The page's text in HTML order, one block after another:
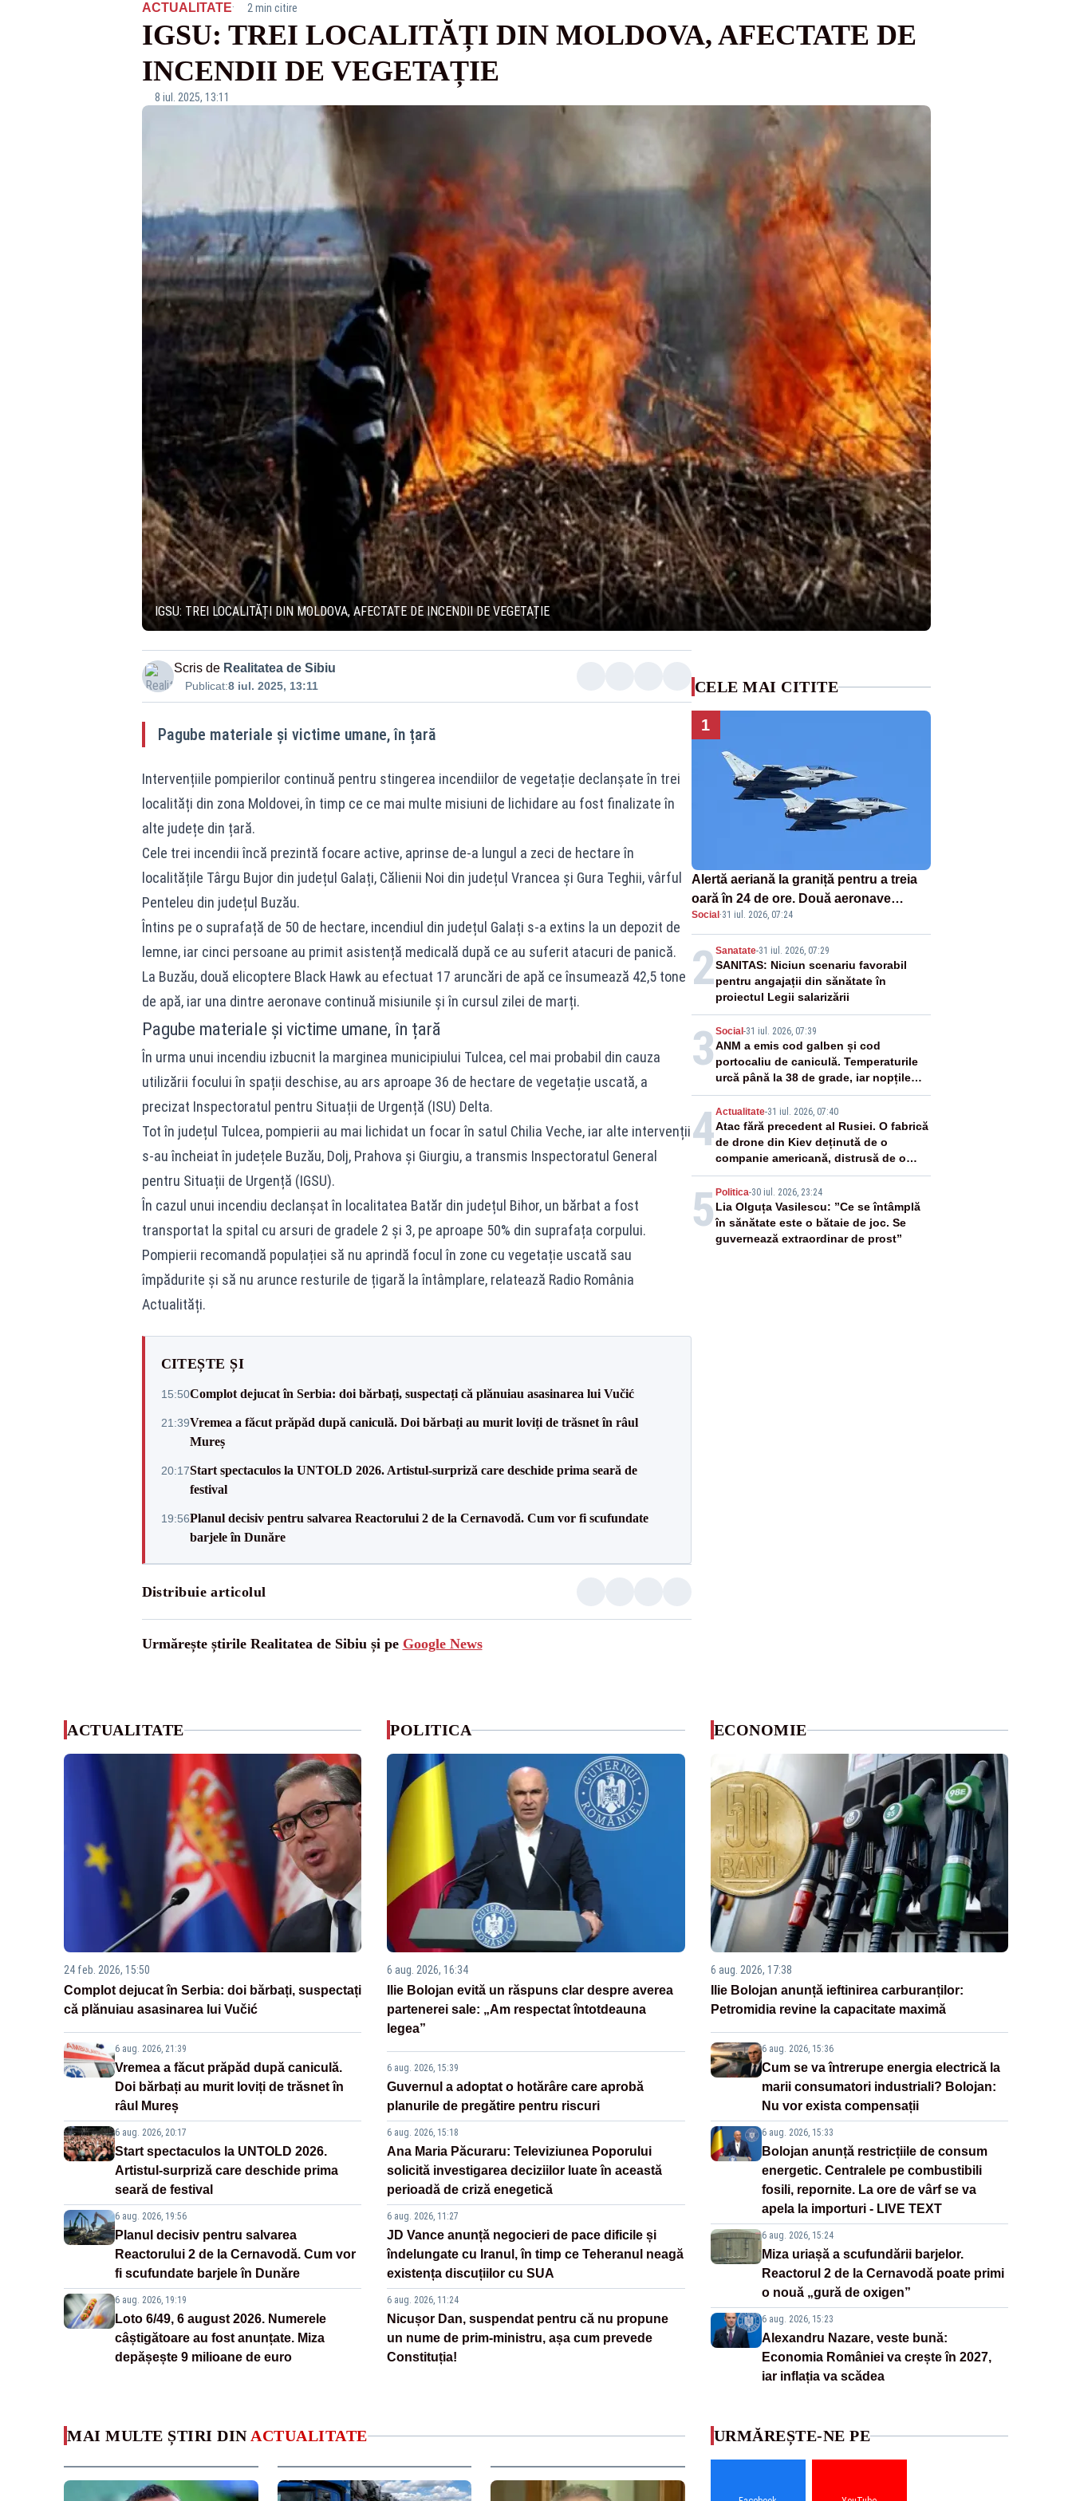
ACTUALITATE· 2 min citire
IGSU: TREI LOCALITĂȚI DIN MOLDOVA, AFECTATE DE
INCENDII DE VEGETAȚIE
8 iul. 2025, 13:11
IGSU: TREI LOCALITĂȚI DIN MOLDOVA, AFECTATE DE INCENDII DE VEGETAȚIE
Scris de Realitatea de Sibiu
Publicat:8 iul. 2025, 13:11
Pagube materiale și victime umane, în țară
Intervențiile pompierilor continuă pentru stingerea incendiilor de vegetație declanșate în trei
localități din zona Moldovei, în timp ce ce mai multe misiuni de lichidare au fost finalizate în
alte județe din țară.
Cele trei incendii încă prezintă focare active, aprinse de-a lungul a zeci de hectare în
localitățile Târgu Bujor din județul Galați, Călienii Noi din județul Vrancea și Gura Teghii, vârful
Penteleu din județul Buzău.
Întins pe o suprafață de 50 de hectare, incendiul din județul Galați s-a extins la un depozit de
lemne, iar cinci persoane au primit asistență medicală după ce au suferit atacuri de panică.
La Buzău, două elicoptere Black Hawk au efectuat 17 aruncări de apă ce însumează 42,5 tone
de apă, iar una dintre aeronave continuă misiunile și în cursul zilei de marți.
Pagube materiale și victime umane, în țară
În urma unui incendiu izbucnit la marginea municipiului Tulcea, cel mai probabil din cauza
utilizării focului în spații deschise, au ars aproape 36 de hectare de vegetație uscată, a
precizat Inspectoratul pentru Situații de Urgență (ISU) Delta.
Tot în județul Tulcea, pompierii au mai lichidat un focar în satul Chilia Veche, iar alte intervenții
s-au încheiat în județele Buzău, Dolj, Prahova și Giurgiu, a transmis Inspectoratul General
pentru Situații de Urgență (IGSU).
În cazul unui incendiu declanșat în localitatea Batăr din județul Bihor, un bărbat a fost
transportat la spital cu arsuri de gradele 2 și 3, pe aproape 50% din suprafața corpului.
Pompierii recomandă populației să nu aprindă focul în zone cu vegetație uscată sau
împădurite și să nu arunce resturile de țigară la întâmplare, relatează Radio România
Actualități.
CITEȘTE ȘI
15:50Complot dejucat în Serbia: doi bărbați, suspectați că plănuiau asasinarea lui Vučić
21:39Vremea a făcut prăpăd după caniculă. Doi bărbați au murit loviți de trăsnet în râul
Mureș
20:17Start spectaculos la UNTOLD 2026. Artistul-surpriză care deschide prima seară de
festival
19:56Planul decisiv pentru salvarea Reactorului 2 de la Cernavodă. Cum vor fi scufundate
barjele în Dunăre
Distribuie articolul
Urmărește știrile Realitatea de Sibiu și pe Google News
CELE MAI CITITE
1
Alertă aeriană la graniță pentru a treia
oară în 24 de ore. Două aeronave
Eurofighter britanice au fost ridicate de
la sol
Social ·31 iul. 2026, 07:24
2Sanatate-31 iul. 2026, 07:29
SANITAS: Niciun scenariu favorabil
pentru angajații din sănătate în
proiectul Legii salarizării
3 Social -31 iul. 2026, 07:39
ANM a emis cod galben și cod
portocaliu de caniculă. Temperaturile
urcă până la 38 de grade, iar nopțile
devin tropicale
4Actualitate-31 iul. 2026, 07:40
Atac fără precedent al Rusiei. O fabrică
de drone din Kiev deținută de o
companie americană, distrusă de o
rachetă rusească
5 Politica-30 iul. 2026, 23:24
Lia Olguța Vasilescu: ”Ce se întâmplă
în sănătate este o bătaie de joc. Se
guvernează extraordinar de prost”
ACTUALITATE
24 feb. 2026, 15:50
Complot dejucat în Serbia: doi bărbați, suspectați
că plănuiau asasinarea lui Vučić
6 aug. 2026, 21:39
Vremea a făcut prăpăd după caniculă.
Doi bărbați au murit loviți de trăsnet în
râul Mureș
6 aug. 2026, 20:17
Start spectaculos la UNTOLD 2026.
Artistul-surpriză care deschide prima
seară de festival
6 aug. 2026, 19:56
Planul decisiv pentru salvarea
Reactorului 2 de la Cernavodă. Cum vor
fi scufundate barjele în Dunăre
6 aug. 2026, 19:19
Loto 6/49, 6 august 2026. Numerele
câștigătoare au fost anunțate. Miza
depășește 9 milioane de euro
POLITICA
6 aug. 2026, 16:34
Ilie Bolojan evită un răspuns clar despre averea
partenerei sale: „Am respectat întotdeauna
legea”
6 aug. 2026, 15:39
Guvernul a adoptat o hotărâre care aprobă
planurile de pregătire pentru riscuri
6 aug. 2026, 15:18
Ana Maria Păcuraru: Televiziunea Poporului
solicită investigarea deciziilor luate în această
perioadă de criză enegetică
6 aug. 2026, 11:27
JD Vance anunță negocieri de pace dificile și
îndelungate cu Iranul, în timp ce Teheranul neagă
existența discuțiilor cu SUA
6 aug. 2026, 11:24
Nicușor Dan, suspendat pentru că nu propune
un nume de prim-ministru, așa cum prevede
Constituția!
ECONOMIE
6 aug. 2026, 17:38
Ilie Bolojan anunță ieftinirea carburanților:
Petromidia revine la capacitate maximă
6 aug. 2026, 15:36
Cum se va întrerupe energia electrică la
marii consumatori industriali? Bolojan:
Nu vor exista compensații
6 aug. 2026, 15:33
Bolojan anunță restricțiile de consum
energetic. Centralele pe combustibili
fosili, repornite. La ore de vârf se va
apela la importuri - LIVE TEXT
6 aug. 2026, 15:24
Miza uriașă a scufundării barjelor.
Reactorul 2 de la Cernavodă poate primi
o nouă „gură de oxigen”
6 aug. 2026, 15:23
Alexandru Nazare, veste bună:
Economia României va crește în 2027,
iar inflația va scădea
MAI MULTE ȘTIRI DIN ACTUALITATE URMĂREȘTE-NE PE